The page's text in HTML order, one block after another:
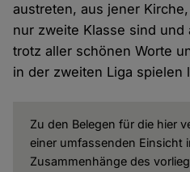
austreten, aus jener
nur zweite Klasse sind und
trotz aller schönen Worte
in der zweiten Liga spielen
Zu den Belegen für die hier
einer umfassenden Einsicht
Zusammenhänge des